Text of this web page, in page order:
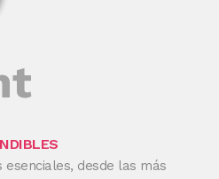
desde las más